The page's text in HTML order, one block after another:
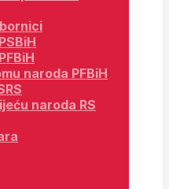
naroda PFBiH
naroda RS